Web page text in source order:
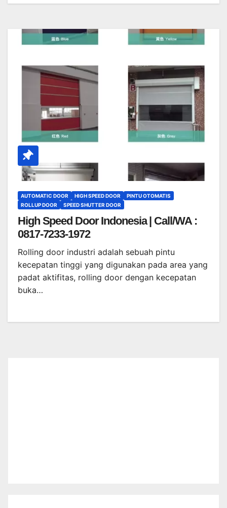
AUTOMATIC DOOR HIGH SPEED DOOR
PINTU OTOMATIS
ROLLUP DOOR
SPEED SHUTTER DOOR
High Speed Door Indonesia | Call/WA :
0817-7233-1972
Rolling door industri adalah sebuah pintu
kecepatan tinggi yang digunakan pada area yang
padat aktifitas, rolling door dengan kecepatan
buka…